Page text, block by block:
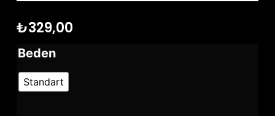
₺329,00
Beden
Standart